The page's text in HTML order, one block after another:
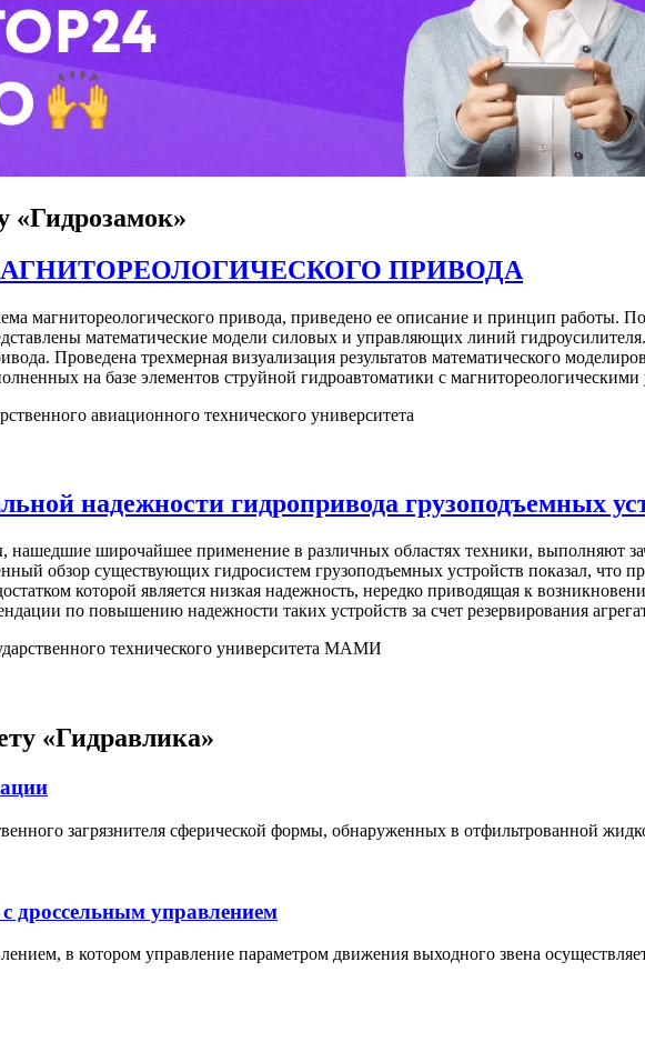
«Гидрозамок»
ПРИВОДА
магнитореологического привода, приведено ее описание и принцип работы.
математические модели силовых и управляющих линий
Проведена трехмерная визуализация результатов математического
на базе элементов струйной гидроавтоматики с
авиационного технического университета
надежности гидропривода грузоподъемных
широчайшее применение в различных областях техники, выполняют
обзор существующих гидросистем грузоподъемных устройств показал, что
которой является низкая надежность, нередко приводящая к
по повышению надежности таких устройств за счет резервирования
технического университета МАМИ
«Гидравлика»
загрязнителя сферической формы, обнаруженных в отфильтрованной
дроссельным управлением
в котором управление параметром движения выходного звена